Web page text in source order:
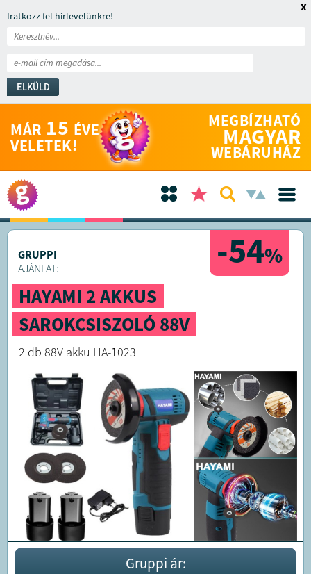
Iratkozz fel hírlevelünkre!
ELKÜLD
x
MÁR 15 ÉVE
VELETEK!
MEGBÍZHATÓ
MAGYAR
WEBÁRUHÁZ
-54%
GRUPPI
AJÁNLAT:
HAYAMI 2 AKKUS
SAROKCSISZOLÓ 88V
2 db 88V akku HA-1023
Gruppi ár: